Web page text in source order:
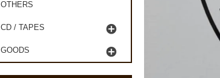
OTHERS
CD / TAPES
GOODS